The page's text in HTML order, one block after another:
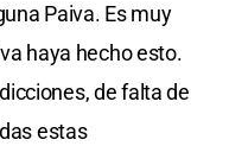
Paiva. Es muy
haya hecho esto.
de falta de
estas